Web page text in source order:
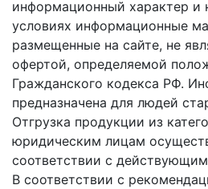
информационный характер и
условиях информационные
размещенные на сайте, не
офертой, определяемой
Гражданского кодекса РФ.
предназначена для людей
Отгрузка продукции из
юридическим лицам
соответствии с
В соответствии с